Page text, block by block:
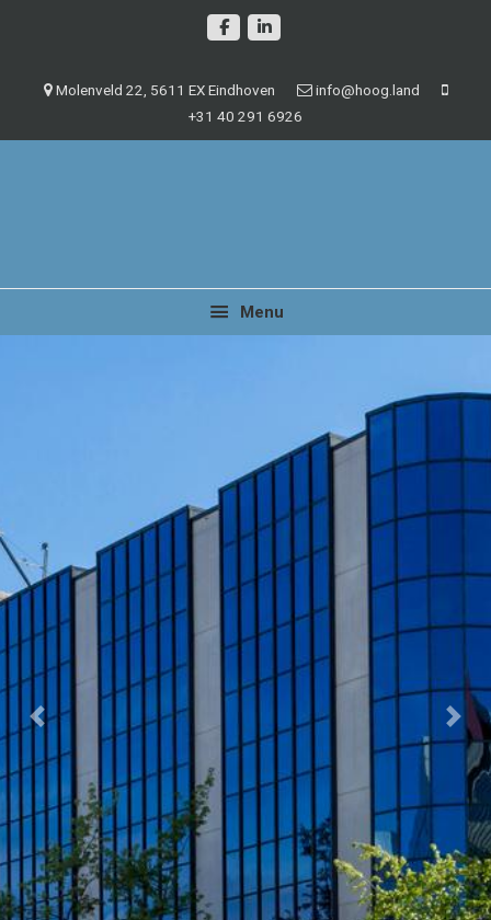
hoofdnavigatie
Molenveld 22, 5611 EX Eindhoven
info@hoog.land
+31 40 291 6926
Menu
Previous Next